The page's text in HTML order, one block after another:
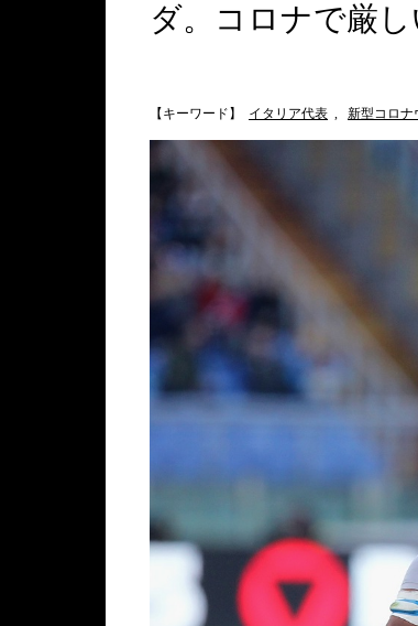
ダ。コロナで厳し
【キーワード】 イタリア代表 , 新型コロナ